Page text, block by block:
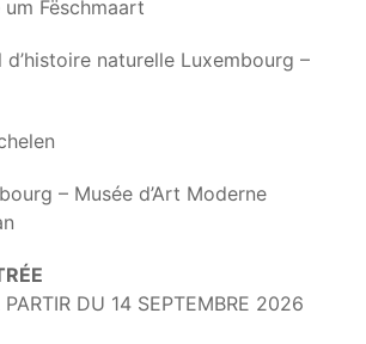
Fëschmaart
d’histoire naturelle Luxembourg –
– Musée d’Art Moderne
DU 14 SEPTEMBRE 2026